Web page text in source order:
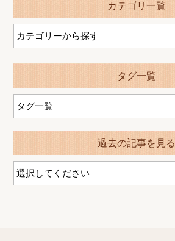
カテゴリ一覧
タグ一覧
過去の記事を見る